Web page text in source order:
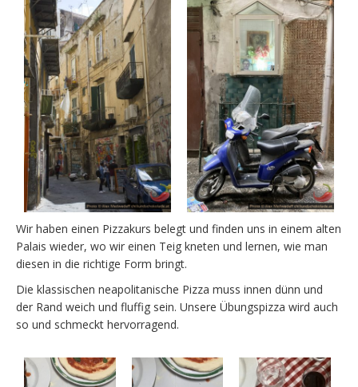
Wir haben einen Pizzakurs belegt und finden uns in einem alten
Palais wieder, wo wir einen Teig kneten und lernen, wie man
diesen in die richtige Form bringt.
Die klassischen neapolitanische Pizza muss innen dünn und
der Rand weich und fluffig sein. Unsere Übungspizza wird auch
so und schmeckt hervorragend.